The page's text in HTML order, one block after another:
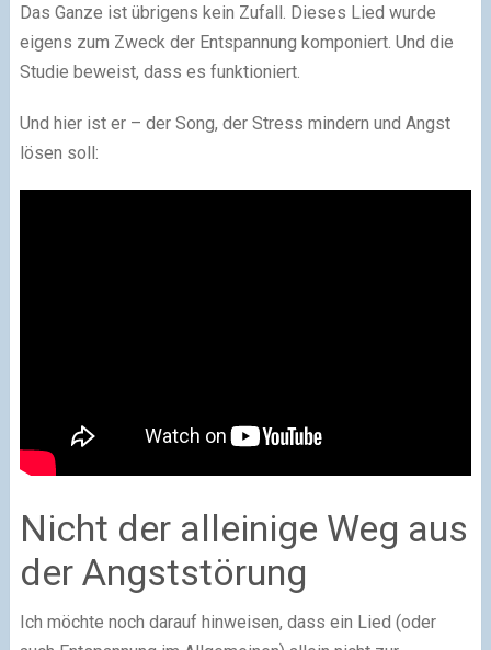
Das Ganze ist übrigens kein Zufall. Dieses Lied wurde
eigens zum Zweck der Entspannung komponiert. Und die
Studie beweist, dass es funktioniert.
Und hier ist er – der Song, der Stress mindern und Angst
lösen soll:
Nicht der alleinige Weg aus
der Angststörung
Ich möchte noch darauf hinweisen, dass ein Lied (oder